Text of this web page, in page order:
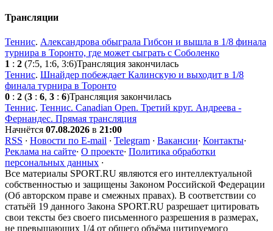
Трансляции
Теннис. Александрова обыграла Гибсон и вышла в 1/8 финала
турнира в Торонто, где может сыграть с Соболенко
1 : 2 (7:5, 1:6, 3:6)Трансляция закончилась
Теннис. Шнайдер побеждает Калинскую и выходит в 1/8
финала турнира в Торонто
0 : 2 (3 : 6, 3 : 6)Трансляция закончилась
Теннис. Теннис. Canadian Open. Третий круг. Андреева -
Фернандес. Прямая трансляция
Начнётся 07.08.2026 в 21:00
RSS · Новости по E-mail · Telegram · Вакансии· Контакты·
Реклама на сайте· О проекте· Политика обработки
персональных данных ·
Все материалы SPORT.RU являются его интеллектуальной
собственностью и защищены Законом Российской Федерации
(Об авторском праве и смежных правах). В соответствии со
статьёй 19 данного Закона SPORT.RU разрешает цитировать
свои тексты без своего письменного разрешения в размерах,
не превышающих 1/4 от общего объёма цитируемого